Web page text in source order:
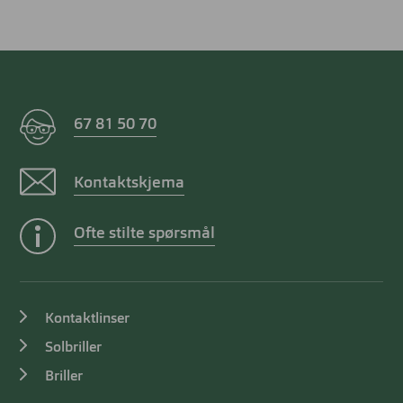
67 81 50 70
Kontaktskjema
Ofte stilte spørsmål
Kontaktlinser
Solbriller
Briller